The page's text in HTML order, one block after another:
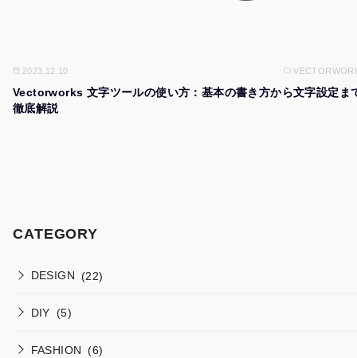
2023.12.10
Vectorworks 文字ツールの使い方：基本の書き方から文字設定ま
徹底解説
CATEGORY
DESIGN (22)
DIY (5)
FASHION (6)